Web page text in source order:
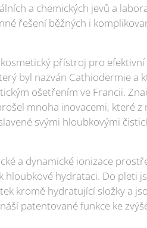
a chemických jevů a
řešení běžných i
přístroj pro
byl nazván Cathiodermie a
ošetřením ve Francii.
mnoha inovacemi, které z
svými hloubkovými
a dynamické ionizace
hydrataci. Do pleti
kromě hydratující složky a
patentované funkce ke